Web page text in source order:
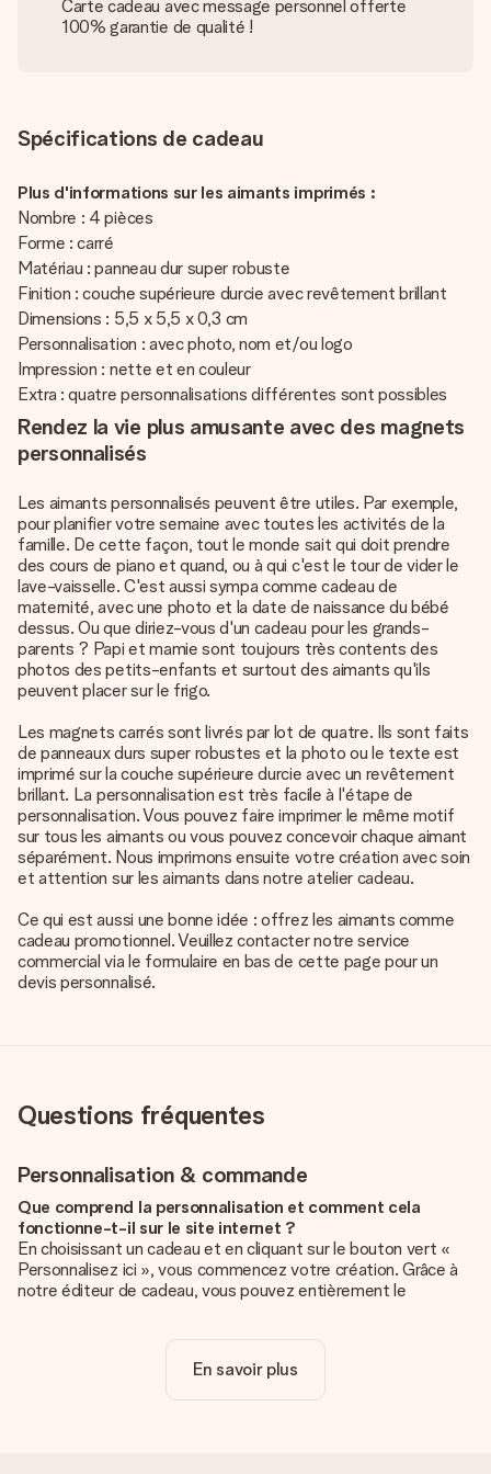
Carte cadeau avec message personnel offerte
100% garantie de qualité !
Spécifications de cadeau
Plus d'informations sur les aimants imprimés :
Nombre : 4 pièces
Forme : carré
Matériau : panneau dur super robuste
Finition : couche supérieure durcie avec revêtement brillant
Dimensions : 5,5 x 5,5 x 0,3 cm
Personnalisation : avec photo, nom et/ou logo
Impression : nette et en couleur
Extra : quatre personnalisations différentes sont possibles
Rendez la vie plus amusante avec des magnets
personnalisés
Les aimants personnalisés peuvent être utiles. Par exemple,
pour planifier votre semaine avec toutes les activités de la
famille. De cette façon, tout le monde sait qui doit prendre
des cours de piano et quand, ou à qui c'est le tour de vider le
lave-vaisselle. C'est aussi sympa comme cadeau de
maternité, avec une photo et la date de naissance du bébé
dessus. Ou que diriez-vous d'un cadeau pour les grands-
parents ? Papi et mamie sont toujours très contents des
photos des petits-enfants et surtout des aimants qu'ils
peuvent placer sur le frigo.
Les magnets carrés sont livrés par lot de quatre. Ils sont faits
de panneaux durs super robustes et la photo ou le texte est
imprimé sur la couche supérieure durcie avec un revêtement
brillant. La personnalisation est très facile à l'étape de
personnalisation. Vous pouvez faire imprimer le même motif
sur tous les aimants ou vous pouvez concevoir chaque aimant
séparément. Nous imprimons ensuite votre création avec soin
et attention sur les aimants dans notre atelier cadeau.
Ce qui est aussi une bonne idée : offrez les aimants comme
cadeau promotionnel. Veuillez contacter notre service
commercial via le formulaire en bas de cette page pour un
devis personnalisé.
Questions fréquentes
Personnalisation & commande
Que comprend la personnalisation et comment cela
fonctionne-t-il sur le site internet ?
En choisissant un cadeau et en cliquant sur le bouton vert «
Personnalisez ici », vous commencez votre création. Grâce à
notre éditeur de cadeau, vous pouvez entièrement le
unique pour ajouter une touche finale à votre cadeau.
La personnalisation est-elle comprise dans le prix ?
En savoir plus